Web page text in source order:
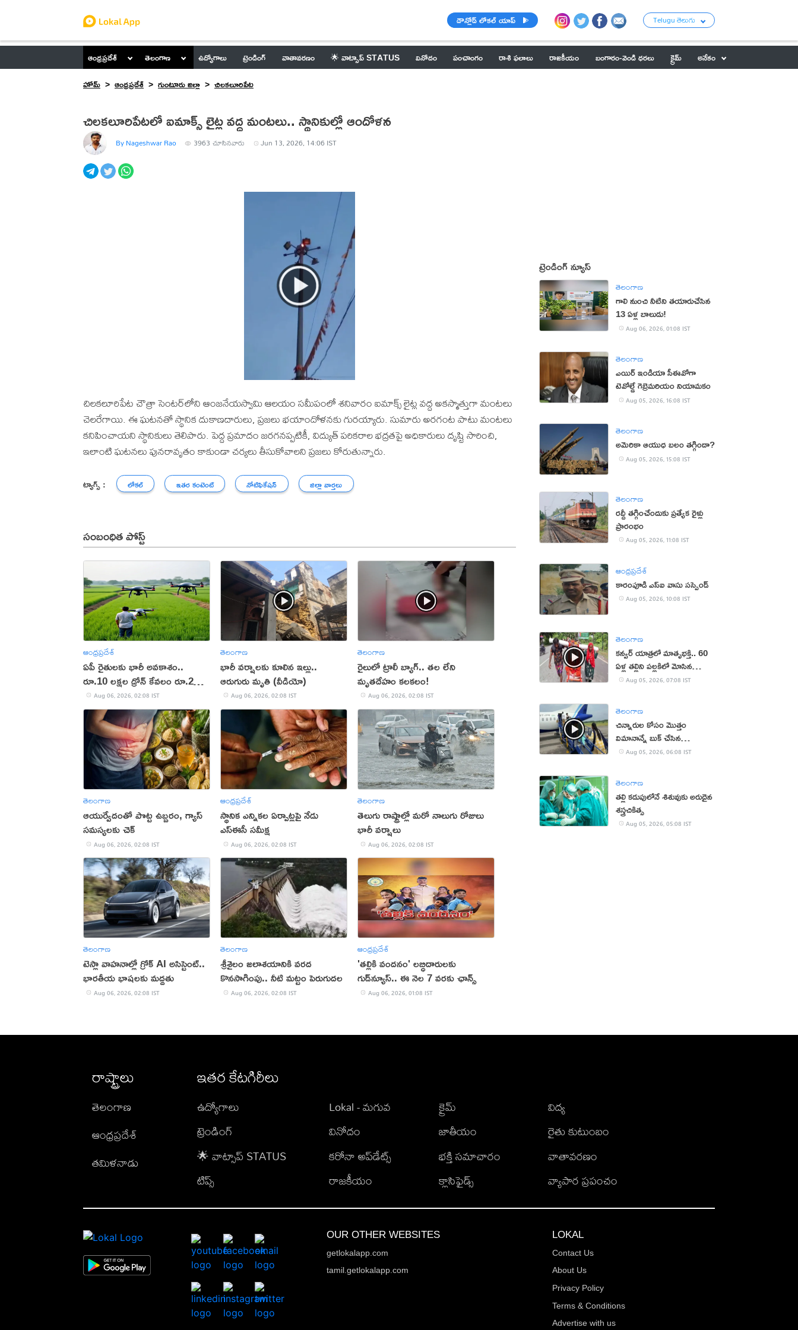
డౌన్లోడ్ లోకల్ యాప్ Telugu తెలుగు
ఆంధ్రప్రదేశ్ తెలంగాణ ఉద్యోగాలు ట్రెండింగ్ వాతావరణం 🌟 వాట్సాప్ STATUS వినోదం పంచాంగం రాశి ఫలాలు రాజకీయం బంగారం-వెండి ధరలు క్రైమ్
అనేకం
హోమ్
ఆంధ్రప్రదేశ్ గుంటూరు జిల్లా చిలకలూరిపేట
చిలకలూరిపేటలో ఐమాక్స్ లైట్ల వద్ద మంటలు.. స్థానికుల్లో ఆందోళన
By Nageshwar Rao 3963 చూసినవారు Jun 13, 2026, 14:06 IST
చిలకలూరిపేట చౌత్రా సెంటర్‌లోని ఆంజనేయస్వామి ఆలయం సమీపంలో శనివారం ఐమాక్స్ లైట్ల వద్ద అకస్మాత్తుగా మంటలు
చెలరేగాయి. ఈ ఘటనతో స్థానిక దుకాణదారులు, ప్రజలు భయాందోళనకు గురయ్యారు. సుమారు అరగంట పాటు మంటలు
కనిపించాయని స్థానికులు తెలిపారు. పెద్ద ప్రమాదం జరగనప్పటికీ, విద్యుత్ పరికరాల భద్రతపై అధికారులు దృష్టి సారించి,
ఇలాంటి ఘటనలు పునరావృతం కాకుండా చర్యలు తీసుకోవాలని ప్రజలు కోరుతున్నారు.
ట్యాగ్స్ : లోకల్ ఇతర కంటెంట్ నోటిఫికేషన్ జిల్లా వార్తలు
సంబంధిత పోస్ట్
ఆంధ్రప్రదేశ్
ఏపీ రైతులకు భారీ అవకాశం..
రూ.10 లక్షల డ్రోన్ కేవలం రూ.2
లక్షలకే!
Aug 06, 2026, 02:08 IST
తెలంగాణ
భారీ వర్షాలకు కూలిన ఇల్లు..
ఆరుగురు మృతి (వీడియో)
Aug 06, 2026, 02:08 IST
తెలంగాణ
రైలులో ట్రాలీ బ్యాగ్.. తల లేని
మృతదేహం కలకలం!
Aug 06, 2026, 02:08 IST
తెలంగాణ
ఆయుర్వేదంతో పొట్ట ఉబ్బరం, గ్యాస్
సమస్యలకు చెక్
Aug 06, 2026, 02:08 IST
ఆంధ్రప్రదేశ్
స్థానిక ఎన్నికల ఏర్పాట్లపై నేడు
ఎస్ఈసీ సమీక్ష
Aug 06, 2026, 02:08 IST
తెలంగాణ
తెలుగు రాష్ట్రాల్లో మరో నాలుగు రోజులు
భారీ వర్షాలు
Aug 06, 2026, 02:08 IST
తెలంగాణ
టెస్లా వాహనాల్లో గ్రోక్ AI అసిస్టెంట్..
భారతీయ భాషలకు మద్దతు
Aug 06, 2026, 02:08 IST
తెలంగాణ
శ్రీశైలం జలాశయానికి వరద
కొనసాగింపు.. నీటి మట్టం పెరుగుదల
Aug 06, 2026, 02:08 IST
ఆంధ్రప్రదేశ్
'తల్లికి వందనం' లబ్ధిదారులకు
గుడ్‌న్యూస్.. ఈ నెల 7 వరకు ఛాన్స్
Aug 06, 2026, 01:08 IST
ట్రెండింగ్ న్యూస్
తెలంగాణ
గాలి నుంచి నీటిని తయారుచేసిన
13 ఏళ్ల బాలుడు!
Aug 06, 2026, 01:08 IST
తెలంగాణ
ఎయిర్ ఇండియా సీఈవోగా
టెవోల్డే గెబ్రెమరియం నియామకం
Aug 05, 2026, 16:08 IST
తెలంగాణ
అమెరికా ఆయుధ బలం తగ్గిందా?
Aug 05, 2026, 15:08 IST
తెలంగాణ
రద్దీ తగ్గించేందుకు ప్రత్యేక రైళ్లు
ప్రారంభం
Aug 05, 2026, 11:08 IST
ఆంధ్రప్రదేశ్
కారంపూడి ఎస్ఐ వాసు స‌స్పెండ్‌
Aug 05, 2026, 10:08 IST
తెలంగాణ
కన్వర్ యాత్రలో మాతృభక్తి.. 60
ఏళ్ల తల్లిని పల్లకిలో మోసిన
కొడుకు, కోడలు!
Aug 05, 2026, 07:08 IST
తెలంగాణ
చిన్నారుల కోసం మొత్తం
విమానాన్నే బుక్ చేసిన
యూట్యూబర్
Aug 05, 2026, 06:08 IST
తెలంగాణ
తల్లి కడుపులోనే శిశువుకు అరుదైన
శస్త్రచికిత్స
Aug 05, 2026, 05:08 IST
రాష్ట్రాలు
తెలంగాణ
ఆంధ్రప్రదేశ్
తమిళనాడు
ఇతర కేటగిరీలు
ఉద్యోగాలు
ట్రెండింగ్
🌟 వాట్సాప్ STATUS
టిప్స్
Lokal - మగువ
వినోదం
కరోనా అప్‌డేట్స్
రాజకీయం
క్రైమ్
జాతీయం
భక్తి సమాచారం
క్లాసిఫైడ్స్
విద్య
రైతు కుటుంబం
వాతావరణం
వ్యాపార ప్రపంచం
OUR OTHER WEBSITES
getlokalapp.com
tamil.getlokalapp.com
LOKAL
Contact Us
About Us
Privacy Policy
Terms & Conditions
Advertise with us